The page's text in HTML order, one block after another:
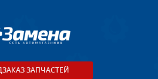
ЗАПЧАСТЕЙ